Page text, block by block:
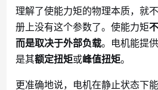
理解了使能力矩的物理本质，就
册上没有这个参数了。使能力矩
而是取决于外部负载。电机能提
是其额定扭矩或峰值扭矩。
更准确地说，电机在静止状态下